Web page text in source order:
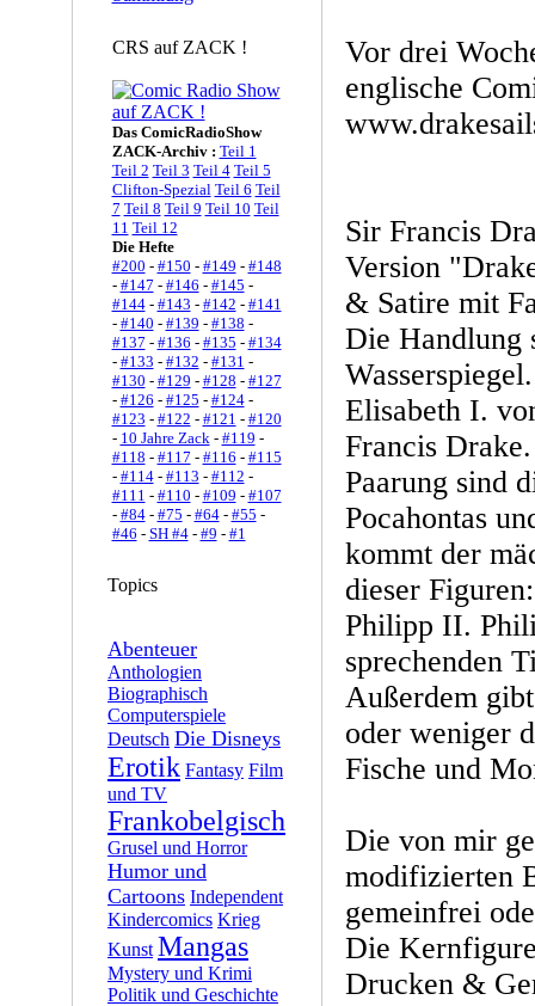
CRS auf ZACK !
Das ComicRadioShow
ZACK-Archiv : Teil 1
Teil 2 Teil 3 Teil 4 Teil 5
Clifton-Spezial Teil 6 Teil
7 Teil 8 Teil 9 Teil 10 Teil
11 Teil 12
Die Hefte
#200 - #150 - #149 - #148
- #147 - #146 - #145 -
#144- #143 - #142 - #141
- #140 - #139 - #138 -
#137 - #136 - #135 - #134
- #133 - #132 - #131 -
#130 - #129 - #128 - #127
- #126 - #125 - #124-
#123 - #122 - #121 - #120
- 10 Jahre Zack- #119 -
#118 - #117 - #116 - #115
- #114- #113 - #112 -
#111 - #110 - #109 - #107
- #84- #75 - #64- #55 -
#46 - SH #4- #9 - #1
Topics
Abenteuer
Anthologien
Biographisch
Computerspiele
Deutsch Die Disneys
Erotik Fantasy Film
und TV
Frankobelgisch
Grusel und Horror
Humor und
Cartoons Independent
Kindercomics Krieg
Kunst Mangas
Mystery und Krimi
Politik und Geschichte
Vor drei
englische
Sir Francis
Version
& Satire mit
Die Handlung
Elisabeth I.
Francis
Paarung sind
Pocahontas
kommt der
dieser
Philipp II.
sprechenden
Außerdem
oder weniger
Fische und
Die von mir
modifizierten
gemeinfrei
Die
Drucken &